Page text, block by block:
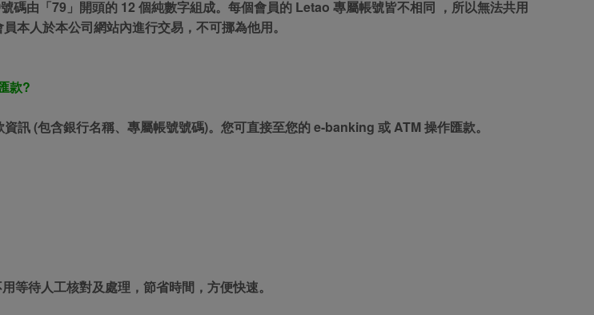
碼由「79」開頭的 12 個純數字組成。每個會員的 Letao 專屬帳號皆不相同 ，所以無法共用
本人於本公司網站內進行交易，不可挪為他用。
款?
訊 (包含銀行名稱、專屬帳號號碼)。您可直接至您的 e-banking 或 ATM 操作匯款。
等待人工核對及處理，節省時間，方便快速。